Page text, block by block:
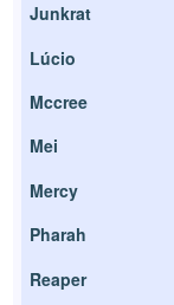
Junkrat
Lúcio
Mccree
Mei
Mercy
Pharah
Reaper